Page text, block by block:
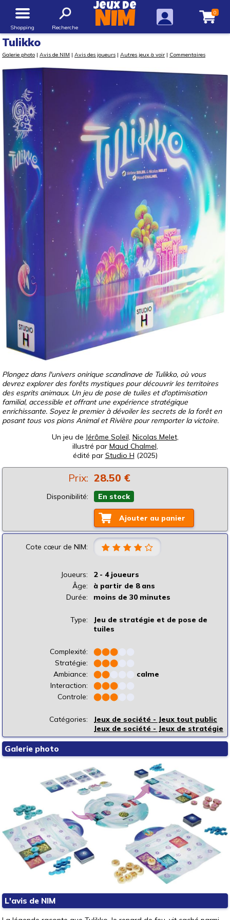
Shopping Recherche
Jeux de
NIM 0
Tulikko
Galerie photo | Avis de NIM | Avis des joueurs | Autres jeux à voir | Commentaires
Plongez dans l'univers onirique scandinave de Tulikko, où vous
devrez explorer des forêts mystiques pour découvrir les territoires
des esprits animaux. Un jeu de pose de tuiles et d'optimisation
familial, accessible et offrant une expérience stratégique
enrichissante. Soyez le premier à dévoiler les secrets de la forêt en
posant tous vos pions Animal et Rivière pour remporter la victoire.
Un jeu de Jérôme Soleil Nicolas Melet,
illustré par Maud Chalmel
édité par Studio H (2025)
Prix: 28.50 €
Disponibilité: En stock
Ajouter au panier
Cote cœur de NIM:
Joueurs:
2 - 4 joueurs
Âge:
à partir de 8 ans
Durée:
moins de 30 minutes
Type:
Jeu de stratégie et de pose de
tuiles
Complexité: ⬤⬤⬤
Stratégie:
⬤⬤⬤
Ambiance:
⬤⬤
calme
Interaction:
⬤⬤⬤
Controle:
⬤⬤⬤
Catégories:
Jeux de société - Jeux tout public
Jeux de société - Jeux de stratégie
Galerie photo
L'avis de NIM